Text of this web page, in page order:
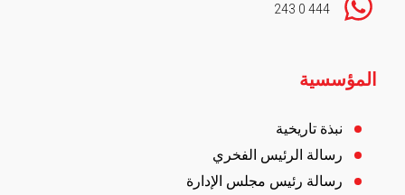
444 0 243
المؤسسية
نبذة تاريخية
رسالة الرئيس الفخري
رسالة رئيس مجلس الإدارة